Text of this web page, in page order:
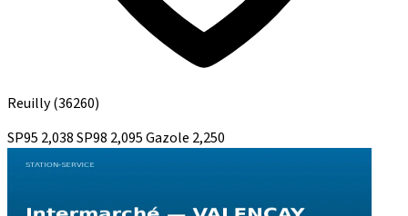
Reuilly(36260)
SP95 2,038SP98 2,095Gazole 2,250